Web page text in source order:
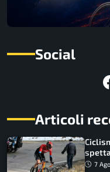
Social
Articoli
come
7